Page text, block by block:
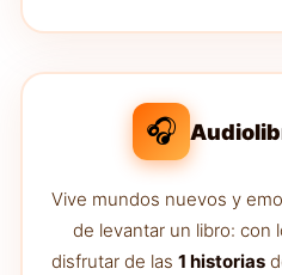
🎧
Vive mundos nuevos y
de levantar un libro: con
disfrutar de las 1 historias